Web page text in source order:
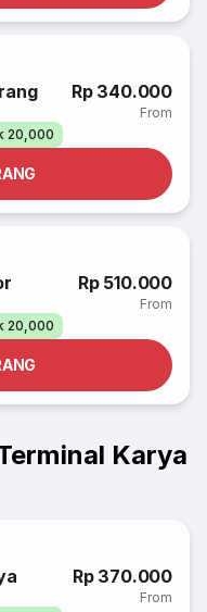
Rp 340.000
From
20,000
Rp 510.000
From
20,000
Karya
Rp 370.000
From